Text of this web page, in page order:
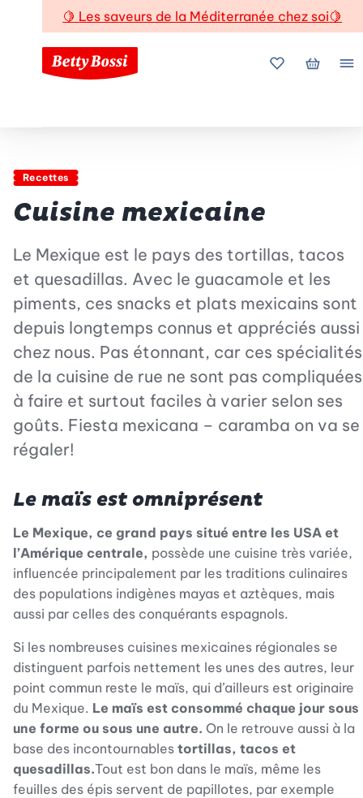
🍋 Les saveurs de la Méditerranée chez soi🍋
Mes favoris
Mon
Recettes
Cuisine mexicaine
Le Mexique est le pays des tortillas, tacos
et quesadillas. Avec le guacamole et les
piments, ces snacks et plats mexicains sont
depuis longtemps connus et appréciés aussi
chez nous. Pas étonnant, car ces spécialités
de la cuisine de rue ne sont pas compliquées
à faire et surtout faciles à varier selon ses
goûts. Fiesta mexicana – caramba on va se
régaler!
Le maïs est omniprésent
Le Mexique, ce grand pays situé entre les USA et
l’Amérique centrale, possède une cuisine très variée,
influencée principalement par les traditions culinaires
des populations indigènes mayas et aztèques, mais
aussi par celles des conquérants espagnols.
Si les nombreuses cuisines mexicaines régionales se
distinguent parfois nettement les unes des autres, leur
point commun reste le maïs, qui d’ailleurs est originaire
du Mexique. Le maïs est consommé chaque jour sous
une forme ou sous une autre. On le retrouve aussi à la
base des incontournables tortillas, tacos et
quesadillas.Tout est bon dans le maïs, même les
feuilles des épis servent de papillotes, par exemple